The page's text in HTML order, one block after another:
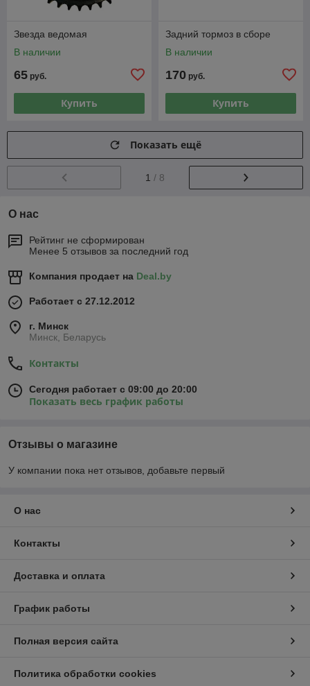
Звезда ведомая
В наличии
65 руб.
Купить
Задний тормоз в сборе
В наличии
170 руб.
Купить
Показать ещё
1 / 8
О нас
Рейтинг не сформирован
Менее 5 отзывов за последний год
Компания продает на Deal.by
Работает с 27.12.2012
г. Минск
Минск, Беларусь
Контакты
Сегодня работает с 09:00 до 20:00
Показать весь график работы
Отзывы о магазине
У компании пока нет отзывов, добавьте первый
О нас
Контакты
Доставка и оплата
График работы
Полная версия сайта
Политика обработки cookies